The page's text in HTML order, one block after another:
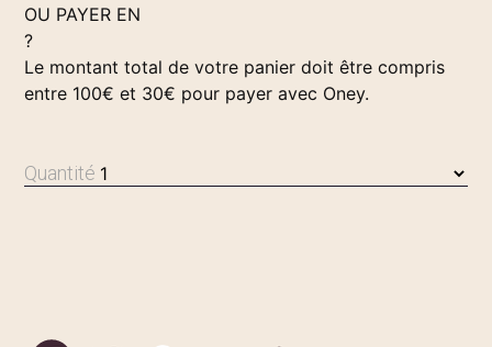
OU PAYER EN
?
Le montant total de votre panier doit être compris
entre 100€ et 30€ pour payer avec Oney.
Quantité